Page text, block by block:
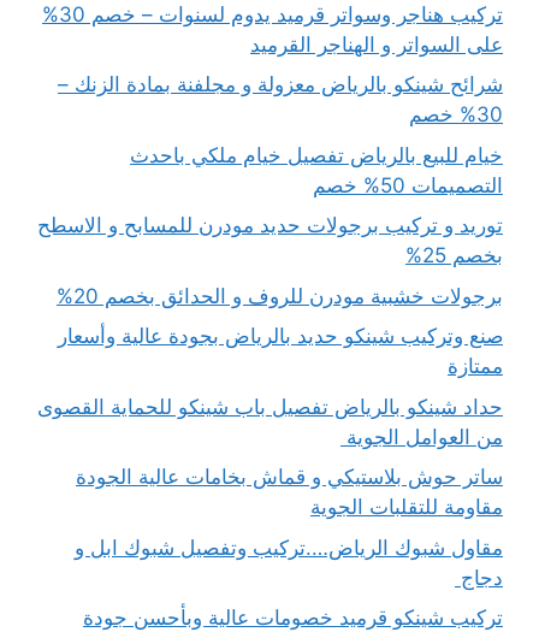
تركيب هناجر وسواتر قرميد يدوم لسنوات – خصم 30%
على السواتر و الهناجر القرميد
شرائح شينكو بالرياض معزولة و مجلفنة بمادة الزنك –
30% خصم
خيام للبيع بالرياض تفصيل خيام ملكي باحدث
التصميمات 50% خصم
توريد و تركيب برجولات حديد مودرن للمسابح و الاسطح
بخصم 25%
برجولات خشبية مودرن للروف و الحدائق بخصم 20%
صنع وتركيب شينكو حديد بالرياض بجودة عالية وأسعار
ممتازة
حداد شينكو بالرياض تفصيل باب شينكو للحماية القصوى
من العوامل الجوية
ساتر حوش بلاستيكي و قماش بخامات عالية الجودة
مقاومة للتقلبات الجوية
مقاول شبوك الرياض….تركيب وتفصيل شبوك ابل و
دجاج
تركيب شينكو قرميد خصومات عالية وبأحسن جودة